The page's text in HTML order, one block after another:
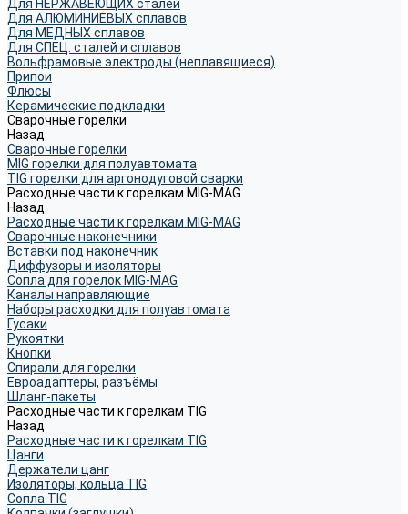
Для НЕРЖАВЕЮЩИХ сталей
Для АЛЮМИНИЕВЫХ сплавов
Для МЕДНЫХ сплавов
Для СПЕЦ. сталей и сплавов
Вольфрамовые электроды (неплавящиеся)
Припои
Флюсы
Керамические подкладки
Сварочные горелки
Назад
Сварочные горелки
MIG горелки для полуавтомата
TIG горелки для аргонодуговой сварки
Расходные части к горелкам MIG-MAG
Назад
Расходные части к горелкам MIG-MAG
Сварочные наконечники
Вставки под наконечник
Диффузоры и изоляторы
Сопла для горелок MIG-MAG
Каналы направляющие
Наборы расходки для полуавтомата
Гусаки
Рукоятки
Кнопки
Спирали для горелки
Евроадаптеры, разъёмы
Шланг-пакеты
Расходные части к горелкам TIG
Назад
Расходные части к горелкам TIG
Цанги
Держатели цанг
Изоляторы, кольца TIG
Сопла TIG